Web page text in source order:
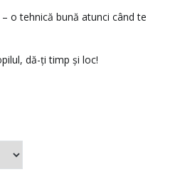
o tehnică bună atunci când te
dă-ți timp și loc!